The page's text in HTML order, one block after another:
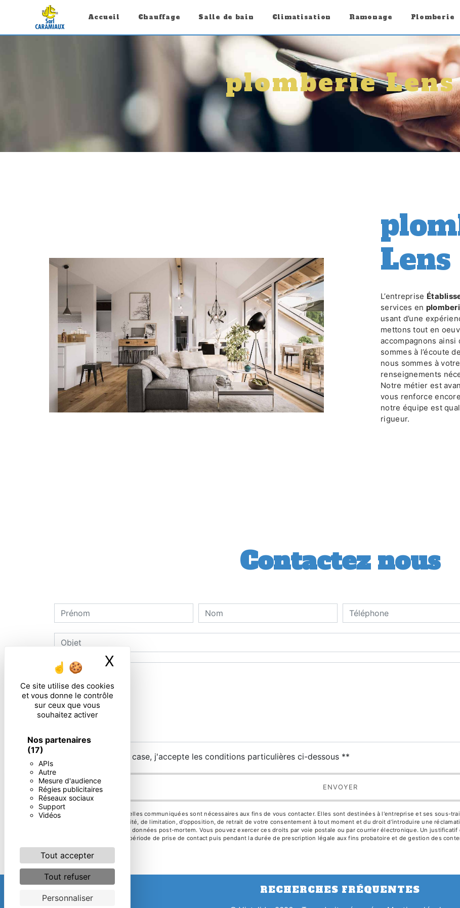
Panneau de gestion des cookies
Ce site utilise des cookies
et vous donne le contrôle
sur ceux que vous
souhaitez activer
Nos partenaires
(17)
APIs
Autre
Mesure d'audience
Régies publicitaires
Réseaux sociaux
Support
Vidéos
Tout accepter
Tout refuser
Personnaliser
X Masquer le bandeau des cookies
Accueil Chauffage Salle de bain Climatisation Ramonage Plomberie
plomberie Lens
Lens
L’entreprise
services en
usant d’une
mettons tout en
accompagnons
sommes à l’écoute
nous sommes à
renseignements
Notre métier est
vous renforce
notre équipe est
rigueur.
Contactez nous
En cochant cette case, j'accepte les conditions particulières ci-dessous **
ENVOYER
** Les données personnelles communiquées sont nécessaires aux fins de vous contacter. Elles sont destinées à l'entreprise et ses sous-
d’effacement, de portabilité, de limitation, d’opposition, de retrait de votre consentement à tout moment et du droit d’introduire une
d’organiser le sort de vos données post-mortem. Vous pouvez exercer ces droits par voie postale ou par courrier électronique. Un
vos données pendant la période de prise de contact puis pendant la durée de prescription légale aux fins probatoire et de gestion des
RECHERCHES FRÉQUENTES